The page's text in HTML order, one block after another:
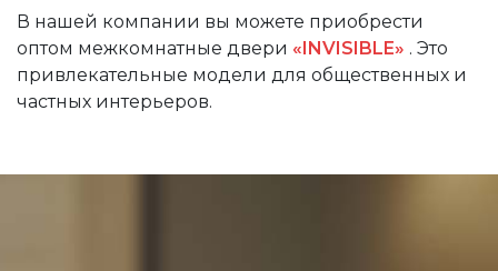
В нашей компании вы можете приобрести
оптом межкомнатные двери «INVISIBLE» . Это
привлекательные модели для общественных и
частных интерьеров.